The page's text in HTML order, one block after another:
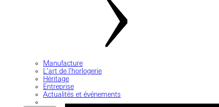
Manufacture
L'art de l'horlogerie
Héritage
Entreprise
Actualités et événements